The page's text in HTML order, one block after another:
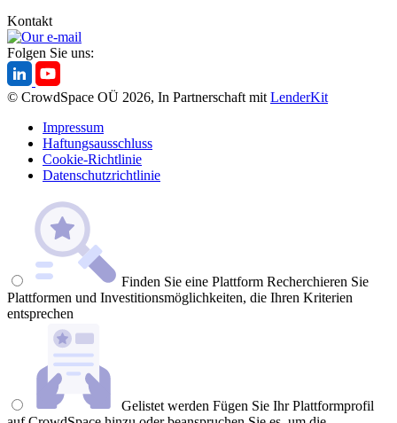
Kontakt
Folgen Sie uns:
© CrowdSpace OÜ 2026, In Partnerschaft mit LenderKit
Impressum
Haftungsausschluss
Cookie-Richtlinie
Datenschutzrichtlinie
Finden Sie eine Plattform Recherchieren Sie
Plattformen und Investitionsmöglichkeiten, die Ihren Kriterien
entsprechen
Gelistet werden Fügen Sie Ihr Plattformprofil